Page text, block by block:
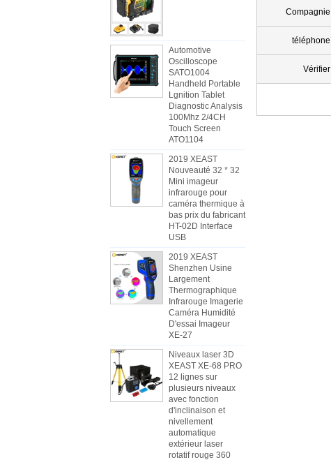
Automotive
Oscilloscope
SATO1004
Handheld Portable
Lgnition Tablet
Diagnostic Analysis
100Mhz 2/4CH
Touch Screen
ATO1104
2019 XEAST
Nouveauté 32 * 32
Mini imageur
infrarouge pour
caméra thermique à
bas prix du fabricant
HT-02D Interface
USB
2019 XEAST
Shenzhen Usine
Largement
Thermographique
Infrarouge Imagerie
Caméra Humidité
D'essai Imageur
XE-27
Niveaux laser 3D
XEAST XE-68 PRO
12 lignes sur
plusieurs niveaux
avec fonction
d'inclinaison et
nivellement
automatique
extérieur laser
rotatif rouge 360
Compagnie
téléphone
Vérifier